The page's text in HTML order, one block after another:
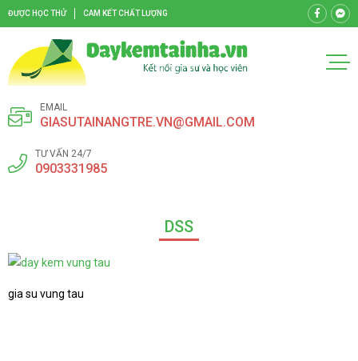
ĐƯỢC HỌC THỬ CAM KẾT CHẤT LƯỢNG
EMAIL
GIASUTAINANGTRE.VN@GMAIL.COM
TƯ VẤN 24/7
0903331985
DSS
gia su vung tau